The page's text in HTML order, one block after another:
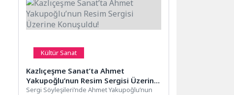
Kültür Sanat
Kazlıçeşme Sanat’ta Ahmet
Yakupoğlu’nun Resim Sergisi Üzerine
Konuşuldu!
Sergi Söyleşileri’nde Ahmet Yakupoğlu’nun